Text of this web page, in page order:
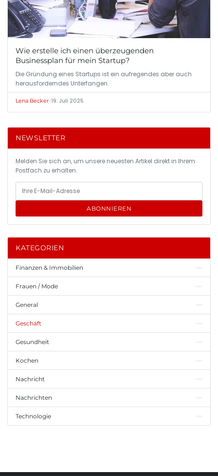
Wie erstelle ich einen überzeugenden
Businessplan für mein Startup?
Die Gründung eines Startups ist ein aufregendes aber auch
herausforderndes Unterfangen.
Lena Becker•19. Juli 2025
NEWSLETTER
Melden Sie sich an, um unsere neuesten Artikel direkt in Ihrem
Postfach zu erhalten.
ABONNIEREN
KATEGORIEN
Finanzen & Immobilien
Frauen / Mode
General
Geschäft
Gesundheit
Kochen
Nachricht
Nachrichten
Technologie